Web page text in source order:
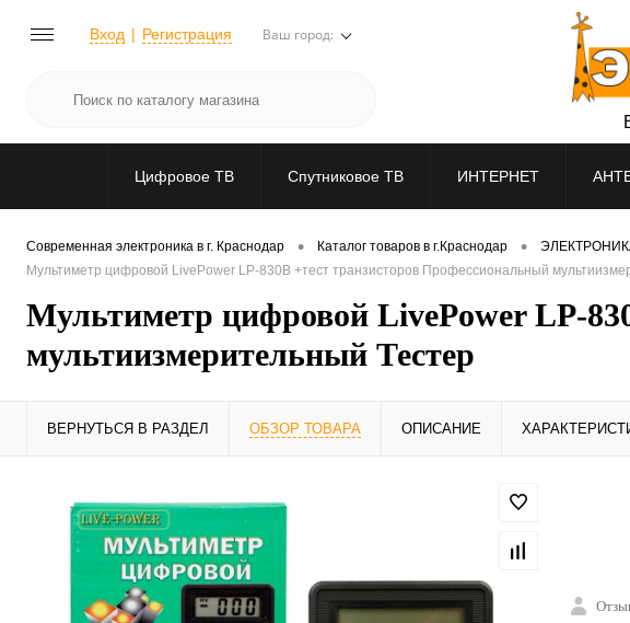
Вход Регистрация Ваш город:
Цифровое ТВ Спутниковое ТВ ИНТЕРНЕТ
Современная электроника в г. Краснодар • Каталог товаров в г.Краснодар •
Мультиметр цифровой LivePower LP-830B +тест транзисторов Профессиональный
Мультиметр цифровой LivePower LP-
мультиизмерительный Тестер
ВЕРНУТЬСЯ В РАЗДЕЛ ОБЗОР ТОВАРА ОПИСАНИЕ